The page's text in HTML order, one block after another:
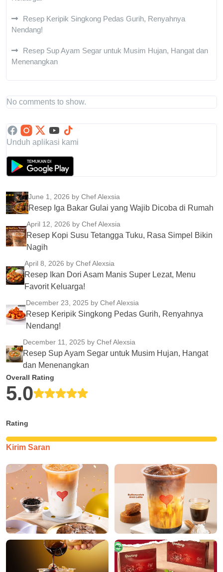
Resep Keripik Singkong Pedas Gurih, Renyahnya
Nendang!
Resep Sup Ayam Segar untuk Musim Hujan, Hangat dan
Menenangkan
No comments to show.
Unduh aplikasi kami
June 1, 2026 by Chef Alexsia
Resep Iga Bakar Gulai yang Wajib Dicoba di Rumah
April 12, 2026 by Chef Alexsia
Resep Kopi Susu Tetangga Tuku, Rasa Simpel Bikin
Nagih
April 8, 2026 by Chef Alexsia
Resep Ikan Dori Asam Manis Super Lezat, Menu
Favorit Keluarga!
December 23, 2025 by Chef Alexsia
Resep Keripik Singkong Pedas Gurih, Renyahnya
Nendang!
December 11, 2025 by Chef Alexsia
Resep Sup Ayam Segar untuk Musim Hujan, Hangat
dan Menenangkan
Overall Rating
5.0
Rating
Kirim Saran